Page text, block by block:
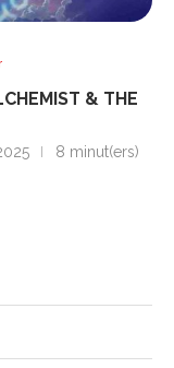
& THE
8 minut(ers)